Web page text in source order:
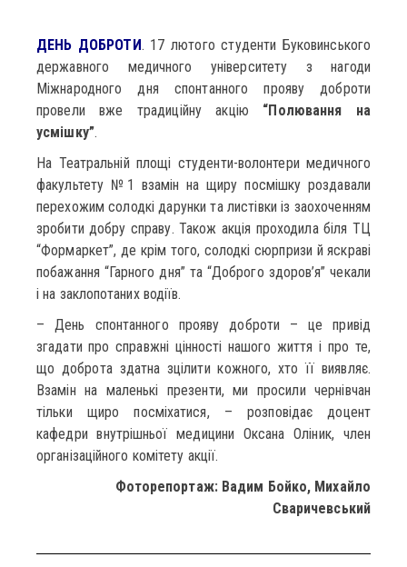
ДЕНЬ ДОБРОТИ. 17 лютого студенти Буковинського
державного медичного університету з нагоди
Міжнародного дня спонтанного прояву доброти
провели вже традиційну акцію “Полювання на
усмішку”.
На Театральній площі студенти-волонтери медичного
факультету №1 взамін на щиру посмішку роздавали
перехожим солодкі дарунки та листівки із заохоченням
зробити добру справу. Також акція проходила біля ТЦ
“Формаркет”, де крім того, солодкі сюрпризи й яскраві
побажання “Гарного дня” та “Доброго здоров’я” чекали
і на заклопотаних водіїв.
– День спонтанного прояву доброти – це привід
згадати про справжні цінності нашого життя і про те,
що доброта здатна зцілити кожного, хто її виявляє.
Взамін на маленькі презенти, ми просили чернівчан
тільки щиро посміхатися, – розповідає доцент
кафедри внутрішньої медицини Оксана Оліник, член
організаційного комітету акції.
Фоторепортаж: Вадим Бойко, Михайло
Сваричевський